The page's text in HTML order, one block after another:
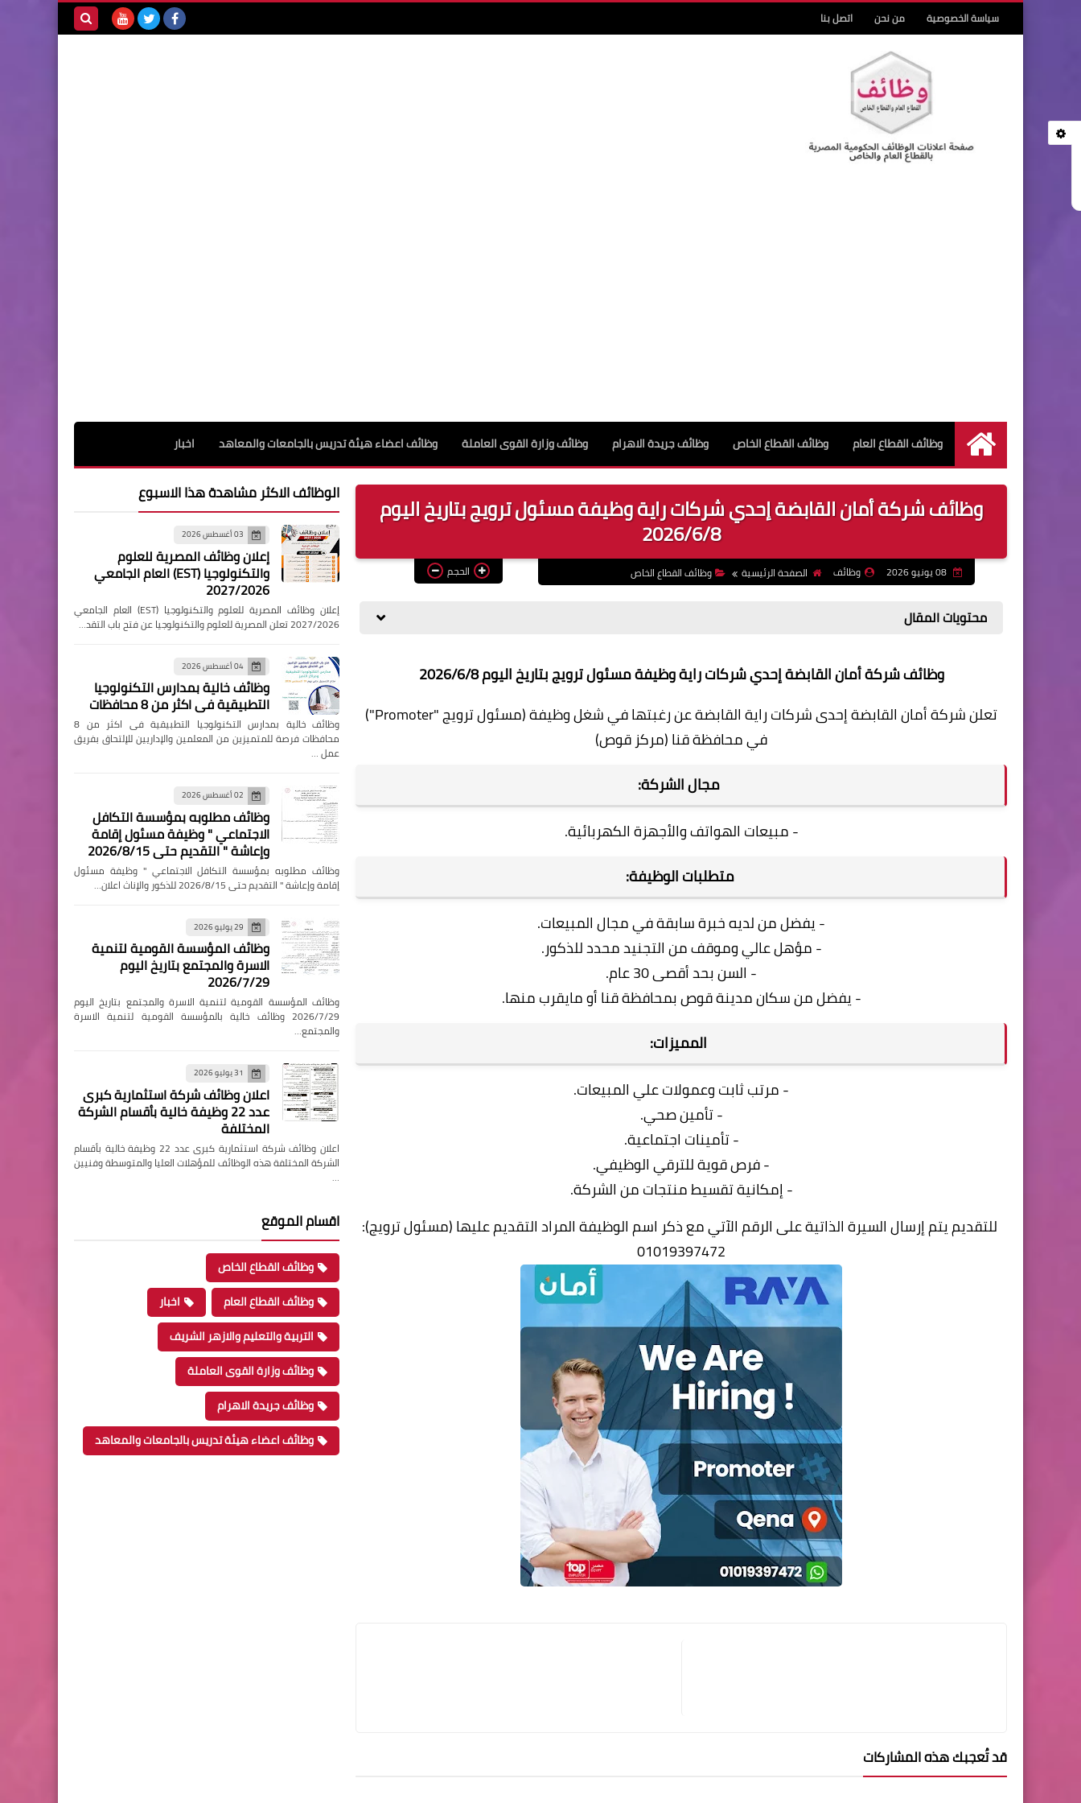
سياسة الخصوصية من نحن اتصل بنا
الرئيسية
وظائف القطاع العام وظائف القطاع الخاص وظائف جريدة الاهرام وظائف وزارة القوى العاملة وظائف اعضاء هيئة تدريس بالجامعات والمعاهد اخبار
وظائف شركة أمان القابضة إحدي شركات راية وظيفة مسئول ترويج بتاريخ اليوم
2026/6/8
08 يونيو 2026 وظائف الصفحة الرئيسية وظائف القطاع الخاص الحجم
محتويات المقال
وظائف شركة أمان القابضة إحدي شركات راية وظيفة مسئول ترويج بتاريخ اليوم 2026/6/8
تعلن شركة أمان القابضة إحدى شركات راية القابضة عن رغبتها في شغل وظيفة (مسئول ترويج "Promoter")
في محافظة قنا (مركز قوص)
مجال الشركة:
- مبيعات الهواتف والأجهزة الكهربائية.
متطلبات الوظيفة:
- يفضل من لديه خبرة سابقة في مجال المبيعات.
- مؤهل عالي وموقف من التجنيد محدد للذكور.
- السن بحد أقصى 30 عام.
- يفضل من سكان مدينة قوص بمحافظة قنا أو مايقرب منها.
المميزات:
- مرتب ثابت وعمولات علي المبيعات.
- تأمين صحي.
- تأمينات اجتماعية.
- فرص قوية للترقي الوظيفي.
- إمكانية تقسيط منتجات من الشركة.
للتقديم يتم إرسال السيرة الذاتية على الرقم الآتي مع ذكر اسم الوظيفة المراد التقديم عليها (مسئول ترويج):
01019397472
قد تُعجبك هذه المشاركات
الوظائف الاكثر مشاهدة هذا الاسبوع
03 أغسطس 2026
إعلان وظائف المصرية للعلوم
والتكنولوجيا (EST) العام الجامعي
2027/2026
إعلان وظائف المصرية للعلوم والتكنولوجيا (EST) العام الجامعي
2027/2026 تعلن المصرية للعلوم والتكنولوجيا عن فتح باب التقد…
04 أغسطس 2026
وظائف خالية بمدارس التكنولوجيا
التطبيقية فى اكثر من 8 محافظات
وظائف خالية بمدارس التكنولوجيا التطبيقية فى اكثر من 8
محافظات فرصة للمتميزين من المعلمين والإداريين للإلتحاق بفريق
عمل …
02 أغسطس 2026
وظائف مطلوبه بمؤسسة التكافل
الاجتماعي " وظيفة مسئول إقامة
وإعاشة " التقديم حتى 2026/8/15
وظائف مطلوبه بمؤسسة التكافل الاجتماعي " وظيفة مسئول
إقامة وإعاشة " التقديم حتى 2026/8/15 للذكور والإناث اعلان…
29 يوليو 2026
وظائف المؤسسة القومية لتنمية
الاسرة والمجتمع بتاريخ اليوم
2026/7/29
وظائف المؤسسة القومية لتنمية الاسرة والمجتمع بتاريخ اليوم
2026/7/29 وظائف خالية بالمؤسسة القومية لتنمية الاسرة
والمجتمع…
31 يوليو 2026
اعلان وظائف شركة استثمارية كبرى
عدد 22 وظيفة خالية بأقسام الشركة
المختلفة
اعلان وظائف شركة استثمارية كبرى عدد 22 وظيفة خالية بأقسام
الشركة المختلفة هذه الوظائف للمؤهلات العليا والمتوسطة وفنيين
…
اقسام الموقع
وظائف القطاع الخاص
وظائف القطاع العام
اخبار
التربية والتعليم والازهر الشريف
وظائف وزارة القوى العاملة
وظائف جريدة الاهرام
وظائف اعضاء هيئة تدريس بالجامعات والمعاهد